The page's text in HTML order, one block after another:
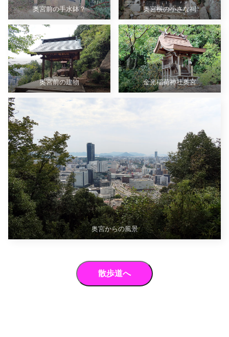
奥宮前の手水鉢？ 奥宮横の小さな祠
奥宮前の建物 金光稲荷神社奥宮
奥宮からの風景